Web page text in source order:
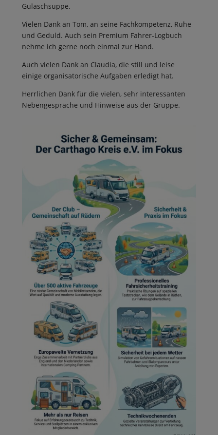
Gulaschsuppe.
Vielen Dank an Tom, an seine Fachkompetenz, Ruhe
und Geduld. Auch sein Premium Fahrer-Logbuch
nehme ich gerne noch einmal zur Hand.
Auch vielen Dank an Claudia, die still und leise
einige organisatorische Aufgaben erledigt hat.
Herrlichen Dank für die vielen, sehr interessanten
Nebengespräche und Hinweise aus der Gruppe.